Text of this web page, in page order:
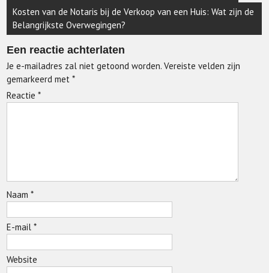
Kosten van de Notaris bij de Verkoop van een Huis: Wat zijn de
Belangrijkste Overwegingen?
Een reactie achterlaten
Je e-mailadres zal niet getoond worden. Vereiste velden zijn
gemarkeerd met*
Reactie*
Naam*
E-mail*
Website